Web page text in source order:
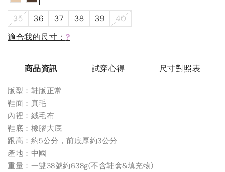
35 36 37 38 39
40
適合我的尺寸： ?
商品資訊 試穿心得 尺寸對照表
版型：鞋版正常
鞋面：真毛
內裡：絨毛布
鞋底：橡膠大底
跟高：約5公分，前底厚約3公分
產地：中國
重量：一雙38號約638g(不含鞋盒&填充物)